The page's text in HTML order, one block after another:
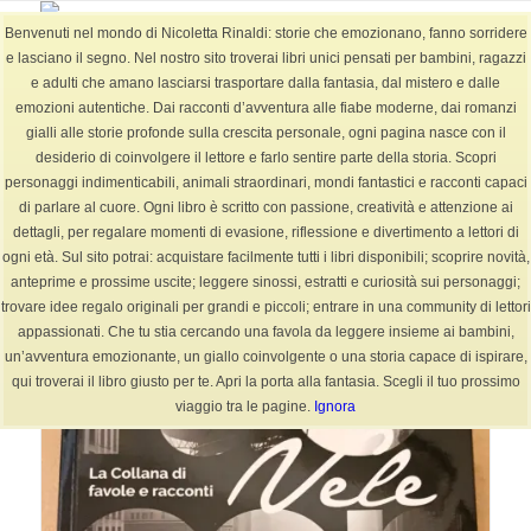
Benvenuti nel mondo di Nicoletta Rinaldi: storie che emozionano, fanno sorridere
e lasciano il segno. Nel nostro sito troverai libri unici pensati per bambini, ragazzi
e adulti che amano lasciarsi trasportare dalla fantasia, dal mistero e dalle
emozioni autentiche. Dai racconti d’avventura alle fiabe moderne, dai romanzi
gialli alle storie profonde sulla crescita personale, ogni pagina nasce con il
desiderio di coinvolgere il lettore e farlo sentire parte della storia. Scopri
personaggi indimenticabili, animali straordinari, mondi fantastici e racconti capaci
di parlare al cuore. Ogni libro è scritto con passione, creatività e attenzione ai
dettagli, per regalare momenti di evasione, riflessione e divertimento a lettori di
ogni età. Sul sito potrai: acquistare facilmente tutti i libri disponibili; scoprire novità,
anteprime e prossime uscite; leggere sinossi, estratti e curiosità sui personaggi;
trovare idee regalo originali per grandi e piccoli; entrare in una community di lettori
appassionati. Che tu stia cercando una favola da leggere insieme ai bambini,
un’avventura emozionante, un giallo coinvolgente o una storia capace di ispirare,
qui troverai il libro giusto per te. Apri la porta alla fantasia. Scegli il tuo prossimo
viaggio tra le pagine. Ignora
racconti vari
Sei in: Home / SHOP Libri / Tag: racconti vari
Ordinare perPredefinito
Mostrare15 Prodotti per pagina